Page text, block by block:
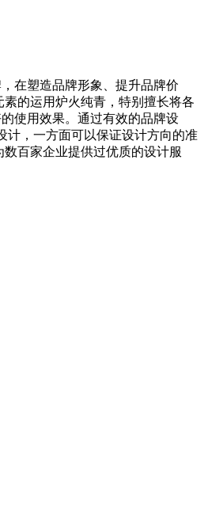
在塑造品牌形象、提升品牌价
的运用炉火纯青，特别擅长将各
使用效果。通过有效的品牌设
计，一方面可以保证设计方向的准
百家企业提供过优质的设计服